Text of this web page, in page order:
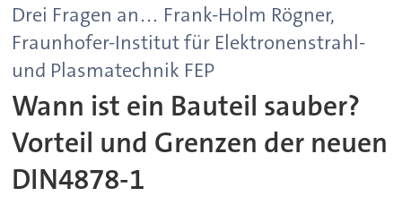
Drei Fragen an… Frank-Holm Rögner,
Fraunhofer-Institut für Elektronenstrahl-
und Plasmatechnik FEP
Wann ist ein Bauteil sauber?
Vorteil und Grenzen der neuen
DIN4878-1